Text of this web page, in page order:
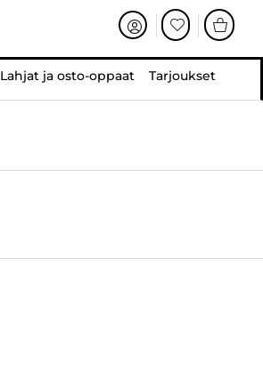
Lahjat ja osto-oppaat Tarjoukset